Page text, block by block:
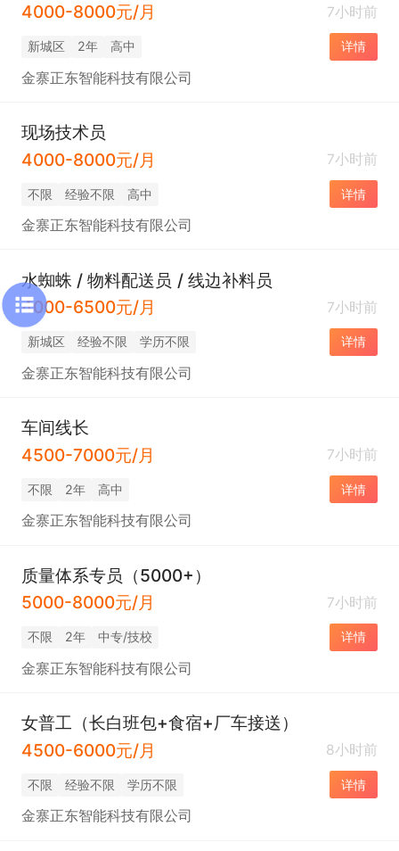
4000-8000元/月
7小时前
新城区 2年 高中 详情
金寨正东智能科技有限公司
现场技术员
4000-8000元/月
7小时前
不限 经验不限 高中 详情
金寨正东智能科技有限公司
水蜘蛛 / 物料配送员 / 线边补料员
4000-6500元/月
7小时前
新城区 经验不限 学历不限 详情
金寨正东智能科技有限公司
车间线长
4500-7000元/月
7小时前
不限 2年 高中 详情
金寨正东智能科技有限公司
质量体系专员（5000+）
5000-8000元/月
7小时前
不限 2年 中专/技校 详情
金寨正东智能科技有限公司
女普工（长白班包+食宿+厂车接送）
4500-6000元/月
8小时前
不限 经验不限 学历不限 详情
金寨正东智能科技有限公司